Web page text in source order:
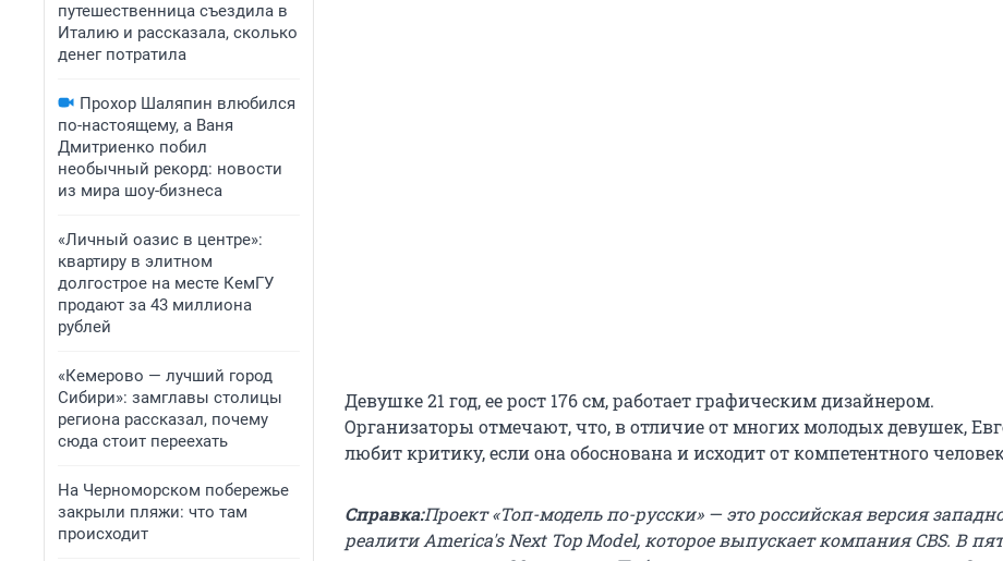
путешественница съездила в
Италию и рассказала, сколько
денег потратила
Прохор Шаляпин влюбился
по-настоящему, а Ваня
Дмитриенко побил
необычный рекорд: новости
из мира шоу-бизнеса
«Личный оазис в центре»:
квартиру в элитном
долгострое на месте КемГУ
продают за 43 миллиона
рублей
«Кемерово — лучший город
Сибири»: замглавы столицы
региона рассказал, почему
сюда стоит переехать
На Черноморском побережье
закрыли пляжи: что там
происходит
Девушке 21 год, ее рост 176 см, работает графическим дизайнером.
Организаторы отмечают, что, в отличие от многих молодых девушек,
любит критику, если она обоснована и исходит от компетентного
Справка:Проект «Топ-модель по-русски» — это российская версия
реалити America's Next Top Model, которое выпускает компания CBS. В